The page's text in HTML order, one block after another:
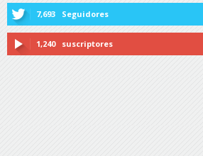
7,693 Seguidores
1,240 suscriptores